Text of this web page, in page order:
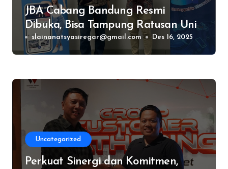
JBA Cabang Bandung Resmi
Dibuka, Bisa Tampung Ratusan Unit
Mobil dan Motor
slainanatsyasiregar@gmail.com Des 16, 2025
Uncategorized
Perkuat Sinergi dan Komitmen,